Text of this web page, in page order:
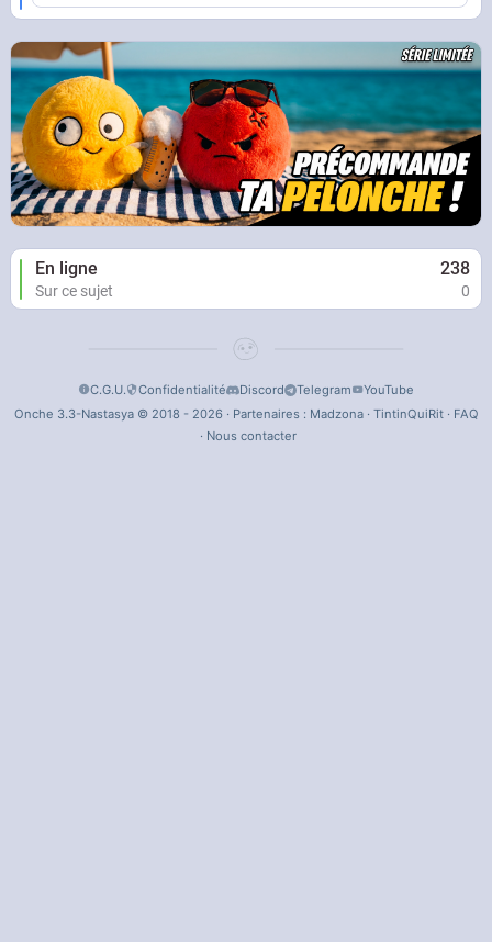
En ligne 238
Sur ce sujet 0
C.G.U. Confidentialité Discord Telegram
YouTube
Onche 3.3-Nastasya © 2018 - 2026 · Partenaires : Madzona· TintinQuiRit· FAQ
· Nous contacter